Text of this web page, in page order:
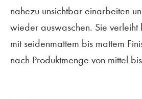
nahezu unsichtbar einarbeiten
wieder auswaschen. Sie verleiht
mit seidenmattem bis mattem
nach Produktmenge von mittel